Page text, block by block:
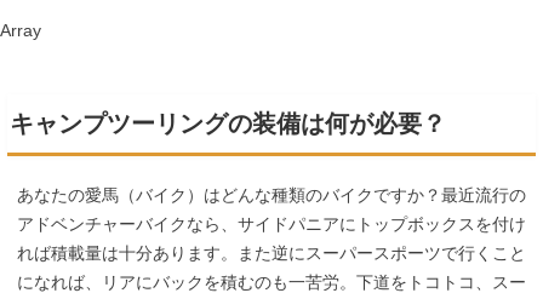
Array
キャンプツーリングの装備は何が必要？
あなたの愛馬（バイク）はどんな種類のバイクですか？最近流行の
アドベンチャーバイクなら、サイドパニアにトップボックスを付け
れば積載量は十分あります。また逆にスーパースポーツで行くこと
になれば、リアにバックを積むのも一苦労。下道をトコトコ、スー